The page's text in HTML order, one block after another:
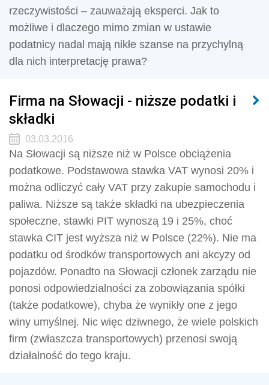
rzeczywistości – zauważają eksperci. Jak to
możliwe i dlaczego mimo zmian w ustawie
podatnicy nadal mają nikłe szanse na przychylną
dla nich interpretację prawa?
Firma na Słowacji - niższe podatki i
składki
03.03.2016
Na Słowacji są niższe niż w Polsce obciążenia
podatkowe. Podstawowa stawka VAT wynosi 20% i
można odliczyć cały VAT przy zakupie samochodu i
paliwa. Niższe są także składki na ubezpieczenia
społeczne, stawki PIT wynoszą 19 i 25%, choć
stawka CIT jest wyższa niż w Polsce (22%). Nie ma
podatku od środków transportowych ani akcyzy od
pojazdów. Ponadto na Słowacji członek zarządu nie
ponosi odpowiedzialności za zobowiązania spółki
(także podatkowe), chyba że wynikły one z jego
winy umyślnej. Nic więc dziwnego, że wiele polskich
firm (zwłaszcza transportowych) przenosi swoją
działalność do tego kraju.